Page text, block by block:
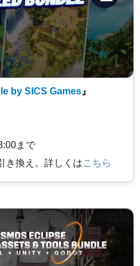
by SICS Games 』
まで
き換え。詳しくはこちら